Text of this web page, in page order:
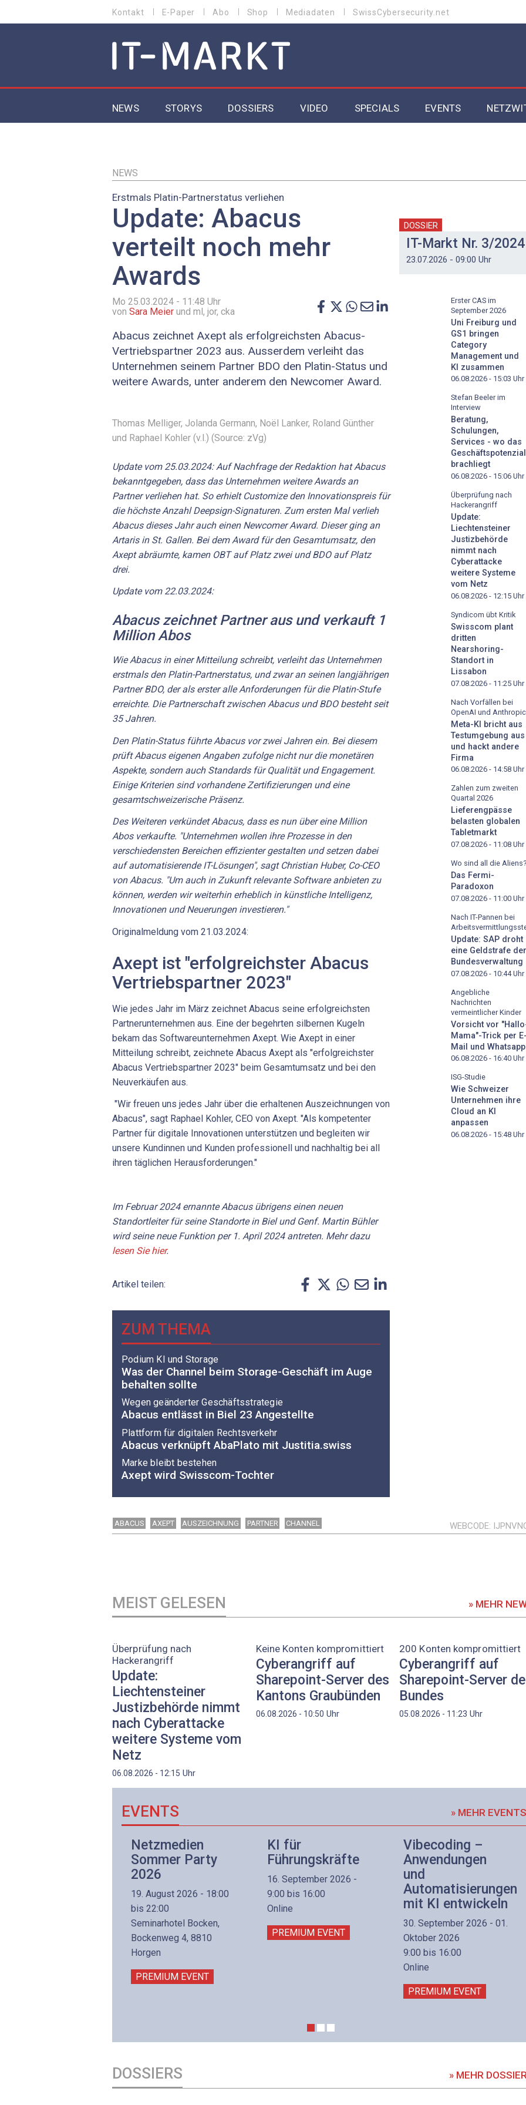
zum
MENU
Kontakt E-Paper Abo Shop Mediadaten SwissCybersecurity.net
MAIN NAVIGATION
NEWS STORYS DOSSIERS
Security
EU-DSGVO
VIDEO SPECIALS
Artificial Intelligence 2025
EVENTS
NEWS
Erstmals Platin-Partnerstatus verliehen
Update: Abacus
verteilt noch mehr
Awards
Mo 25.03.2024 - 11:48 Uhr
von Sara Meier und ml, jor, cka
Abacus zeichnet Axept als erfolgreichsten Abacus-
Vertriebspartner 2023 aus. Ausserdem verleiht das
Unternehmen seinem Partner BDO den Platin-Status und
weitere Awards, unter anderem den Newcomer Award.
Thomas Melliger, Jolanda Germann, Noël Lanker, Roland Günther
und Raphael Kohler (v.l.) (Source: zVg)
Update vom 25.03.2024: Auf Nachfrage der Redaktion hat Abacus
bekanntgegeben, dass das Unternehmen weitere Awards an
Partner verliehen hat. So erhielt Customize den Innovationspreis für
die höchste Anzahl Deepsign-Signaturen. Zum ersten Mal verlieh
Abacus dieses Jahr auch einen Newcomer Award. Dieser ging an
Artaris in St. Gallen. Bei dem Award für den Gesamtumsatz, den
Axept abräumte, kamen OBT auf Platz zwei und BDO auf Platz
drei.
Update vom 22.03.2024:
Abacus zeichnet Partner aus und verkauft 1
Million Abos
Wie Abacus in einer Mitteilung schreibt, verleiht das Unternehmen
erstmals den Platin-Partnerstatus, und zwar an seinen langjährigen
Partner BDO, der als erster alle Anforderungen für die Platin-Stufe
erreichte. Die Partnerschaft zwischen Abacus und BDO besteht seit
35 Jahren.
Den Platin-Status führte Abacus vor zwei Jahren ein. Bei diesem
prüft Abacus eigenen Angaben zufolge nicht nur die monetären
Aspekte, sondern auch Standards für Qualität und Engagement.
Einige Kriterien sind vorhandene Zertifizierungen und eine
gesamtschweizerische Präsenz.
Des Weiteren verkündet Abacus, dass es nun über eine Million
Abos verkaufte. "Unternehmen wollen ihre Prozesse in den
verschiedensten Bereichen effizienter gestalten und setzen dabei
auf automatisierende IT-Lösungen", sagt Christian Huber, Co-CEO
von Abacus. "Um auch in Zukunft relevante Software anbieten zu
können, werden wir weiterhin erheblich in künstliche Intelligenz,
Innovationen und Neuerungen investieren."
Originalmeldung vom 21.03.2024:
Axept ist "erfolgreichster Abacus
Vertriebspartner 2023"
Wie jedes Jahr im März zeichnet Abacus seine erfolgreichsten
Partnerunternehmen aus. Eine der begehrten silbernen Kugeln
bekam das Softwareunternehmen Axept. Wie Axept in einer
Mitteilung schreibt, zeichnete Abacus Axept als "erfolgreichster
Abacus Vertriebspartner 2023" beim Gesamtumsatz und bei den
Neuverkäufen aus.
"Wir freuen uns jedes Jahr über die erhaltenen Auszeichnungen von
Abacus", sagt Raphael Kohler, CEO von Axept. "Als kompetenter
Partner für digitale Innovationen unterstützen und begleiten wir
unsere Kundinnen und Kunden professionell und nachhaltig bei all
ihren täglichen Herausforderungen."
Im Februar 2024 ernannte Abacus übrigens einen neuen
Standortleiter für seine Standorte in Biel und Genf. Martin Bühler
wird seine neue Funktion per 1. April 2024 antreten. Mehr dazu
lesen Sie hier.
Artikel teilen:
ZUM THEMA
Podium KI und Storage
Was der Channel beim Storage-Geschäft im Auge
behalten sollte
Wegen geänderter Geschäftsstrategie
Abacus entlässt in Biel 23 Angestellte
Plattform für digitalen Rechtsverkehr
Abacus verknüpft AbaPlato mit Justitia.swiss
Marke bleibt bestehen
Axept wird Swisscom-Tochter
DOSSIER
IT-Markt Nr. 3/2024
23.07.2026 - 09:00 Uhr
Erster CAS im
September 2026
Uni Freiburg und
GS1 bringen
Category
Management und
KI zusammen
06.08.2026 - 15:03 Uhr
Stefan Beeler im
Interview
Beratung,
Schulungen,
Services - wo das
Geschäftspotenzial
brachliegt
06.08.2026 - 15:06 Uhr
Überprüfung nach
Hackerangriff
Update:
Liechtensteiner
Justizbehörde
nimmt nach
Cyberattacke
weitere Systeme
vom Netz
06.08.2026 - 12:15 Uhr
Syndicom übt Kritik
Swisscom plant
dritten
Nearshoring-
Standort in
Lissabon
07.08.2026 - 11:25 Uhr
Nach Vorfällen bei
OpenAI und Anthropic
Meta-KI bricht aus
Testumgebung aus
und hackt andere
Firma
06.08.2026 - 14:58 Uhr
Zahlen zum zweiten
Quartal 2026
Lieferengpässe
belasten globalen
Tabletmarkt
07.08.2026 - 11:08 Uhr
Wo sind all die Aliens?
Das Fermi-
Paradoxon
07.08.2026 - 11:00 Uhr
Nach IT-Pannen bei
Update: SAP droht
eine Geldstrafe der
Bundesverwaltung
07.08.2026 - 10:44Uhr
Angebliche
Nachrichten
vermeintlicher Kinder
Vorsicht vor
Mama"-Trick per
Mail und Whatsapp
06.08.2026 - 16:40 Uhr
ISG-Studie
Wie Schweizer
Unternehmen ihre
Cloud an KI
anpassen
06.08.2026 - 15:48 Uhr
ABACUS AXEPT AUSZEICHNUNG PARTNER CHANNEL WEBCODE
MEIST GELESEN » MEHR
Überprüfung nach
Hackerangriff
Update:
Liechtensteiner
Justizbehörde nimmt
nach Cyberattacke
weitere Systeme vom
Netz
06.08.2026 - 12:15 Uhr
Keine Konten kompromittiert
Cyberangriff auf
Sharepoint-Server des
Kantons Graubünden
06.08.2026 - 10:50 Uhr
200 Konten kompromittiert
Cyberangriff auf
Sharepoint-Server
Bundes
05.08.2026 - 11:23 Uhr
EVENTS » MEHR
Netzmedien
Sommer Party
2026
19. August 2026 - 18:00
bis 22:00
Seminarhotel Bocken,
Bockenweg 4, 8810
Horgen
PREMIUM EVENT
KI für
Führungskräfte
16. September 2026 -
9:00 bis 16:00
Online
PREMIUM EVENT
Vibecoding –
Anwendungen
und
Automatisierungen
mit KI entwickeln
30. September 2026 - 01.
Oktober 2026
9:00 bis 16:00
Online
PREMIUM EVENT
DOSSIERS » MEHR